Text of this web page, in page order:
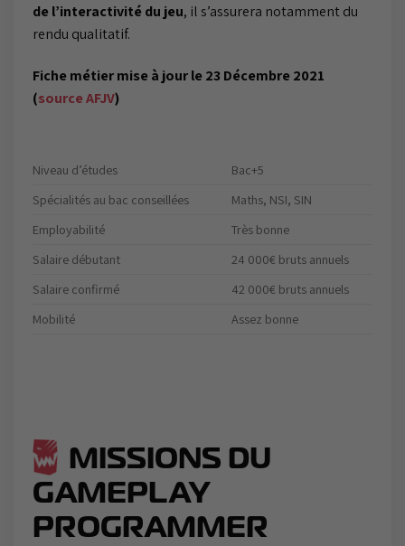
de l’interactivité du jeu, il s’assurera notamment du
rendu qualitatif.
Fiche métier mise à jour le 23 Décembre 2021
(source AFJV)
Niveau d’études
Bac+5
Spécialités au bac conseillées
Maths, NSI, SIN
Employabilité
Très bonne
Salaire débutant
24 000€ bruts annuels
Salaire confirmé
42 000€ bruts annuels
Mobilité
Assez bonne
MISSIONS DU
GAMEPLAY
PROGRAMMER